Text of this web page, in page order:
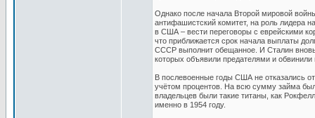
Однако после начала Второй мировой
антифашистский комитет, на роль лидера
в США – вести переговоры с еврейскими
что приближается срок начала выплаты
СССР выполнит обещанное. И Сталин вновь
которых объявили предателями и
В послевоенные годы США не отказались
учётом процентов. На всю сумму займа
владельцев были такие титаны, как
именно в 1954 году.